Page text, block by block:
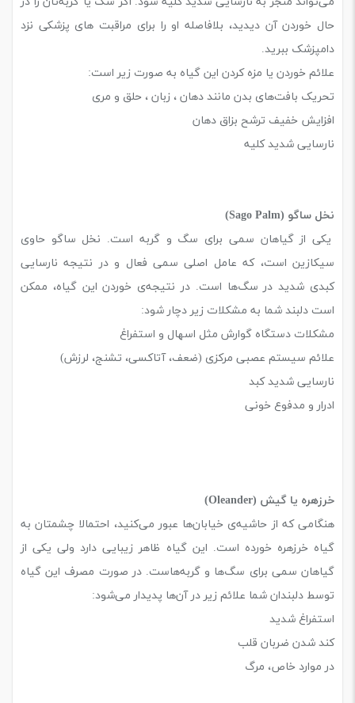
حال خوردن آن دیدید، بلافاصله او را برای مراقبت های پزشکی نزد
دامپزشک ببرید.
علائم خوردن یا مزه کردن این گیاه به صورت زیر است:
تحریک بافت‌های بدن مانند دهان ، زبان ، حلق و مری
افزایش خفیف ترشح بزاق دهان
نارسایی شدید کلیه
نخل ساگو (Sago Palm)
یکی از گیاهان سمی برای سگ و گربه است. نخل ساگو حاوی
سیکازین است، که عامل اصلی سمی فعال و در نتیجه نارسایی
کبدی شدید در سگ‌ها است. در نتیجه‌ی خوردن این گیاه، ممکن
است دلبند شما به مشکلات زیر دچار شود:
مشکلات دستگاه گوارش مثل اسهال و استفراغ
علائم سیستم عصبی مرکزی (ضعف، آتاکسی، تشنج، لرزش)
نارسایی شدید کبد
ادرار و مدفوع خونی
خرزهره یا گیش (Oleander)
هنگامی که از حاشیه‌ی خیابان‌ها عبور می‌کنید، احتمالا چشمتان به
گیاه خرزهره خورده است. این گیاه ظاهر زیبایی دارد ولی یکی از
گیاهان سمی برای سگ‌ها و گربه‌هاست. در صورت مصرف این گیاه
توسط دلبندان شما علائم زیر در آن‌ها پدیدار می‌شود:
استفراغ شدید
کند شدن ضربان قلب
در موارد خاص، مرگ